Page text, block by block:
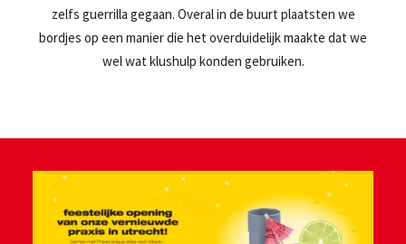
zelfs guerrilla gegaan. Overal in de buurt plaatsten we
bordjes op een manier die het overduidelijk maakte dat we
wel wat klushulp konden gebruiken.